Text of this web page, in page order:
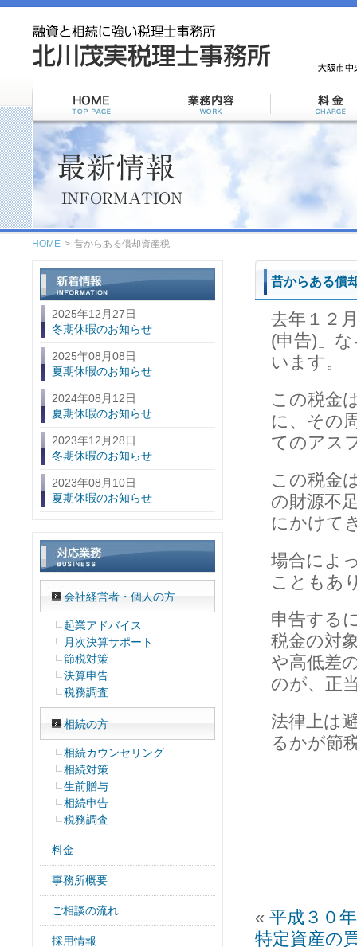
HOME > 昔からある償却資産税
昔からある
去年１２
(申告)」
います。
この税金
に、その
てのアス
この税金
の財源不
にかけて
場合によ
こともあ
申告する
税金の対
や高低差
のが、正
法律上は
るかが節
« 平成３０
特定資産の
2025年12月27日
冬期休暇のお知らせ
2025年08月08日
夏期休暇のお知らせ
2024年08月12日
夏期休暇のお知らせ
2023年12月28日
冬期休暇のお知らせ
2023年08月10日
夏期休暇のお知らせ
会社経営者・個人の方
起業アドバイス
月次決算サポート
節税対策
決算申告
税務調査
相続の方
相続カウンセリング
相続対策
生前贈与
相続申告
税務調査
料金
事務所概要
ご相談の流れ
採用情報